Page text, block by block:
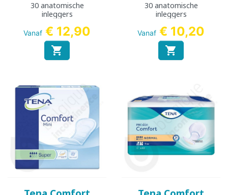
30 anatomische
inleggers
Vanaf € 12,90

30 anatomische
inleggers
Vanaf € 10,20
